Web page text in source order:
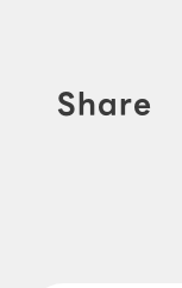
Share